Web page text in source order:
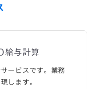
ービスです。業務
します。